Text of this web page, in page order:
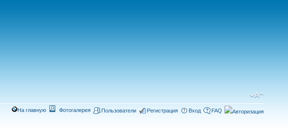
На главную Фотогалерея Пользователи Регистрация Вход FAQ